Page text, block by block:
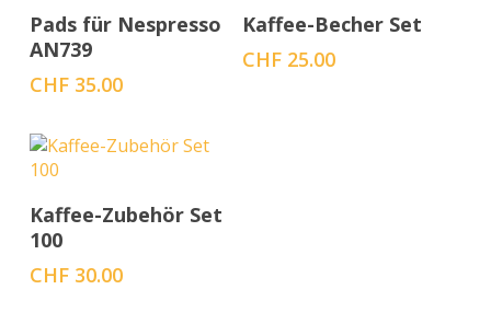
In den Warenkorb
Pads für Nespresso
AN739
CHF35.00
In den Warenkorb
Kaffee-Becher Set
CHF 25.00
In den Warenkorb
Kaffee-Zubehör Set
100
CHF30.00